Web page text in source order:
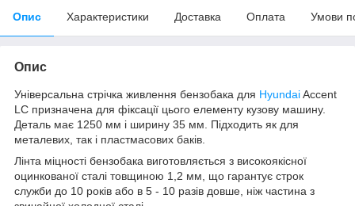
Опис Характеристики Доставка Оплата Умови
Опис
Універсальна стрічка живлення бензобака для HyundaiAccent
LC призначена для фіксації цього елементу кузову машину.
Деталь має 1250 мм і ширину 35 мм. Підходить як для
металевих, так і пластмасових баків.
Лінта міцності бензобака виготовляється з високоякісної
оцинкованої сталі товщиною 1,2 мм, що гарантує строк
служби до 10 років або в 5 - 10 разів довше, ніж частина з